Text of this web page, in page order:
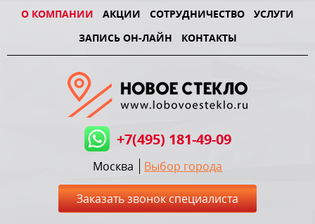
О КОМПАНИИ АКЦИИ СОТРУДНИЧЕСТВО
УСЛУГИ
ЗАПИСЬ ОН-ЛАЙН
КОНТАКТЫ
+7(495) 181-49-09
Москва Выбор города
Заказать звонок специалиста